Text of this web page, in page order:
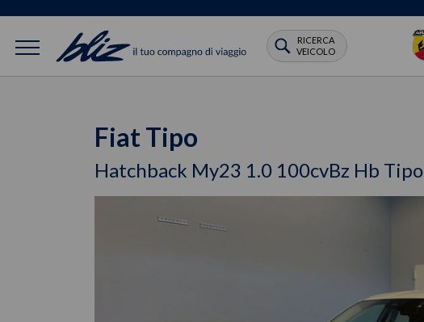
RICERCA
VEICOLO
Fiat Tipo
Hatchback My23 1.0 100cvBz Hb Tipo